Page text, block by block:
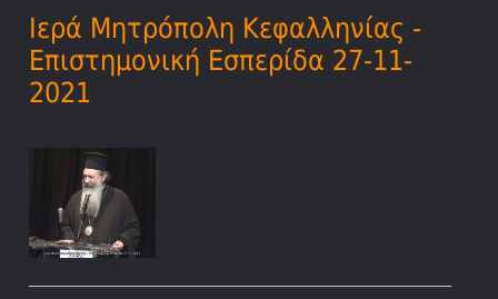
Ιερά Μητρόπολη Κεφαλληνίας -
Επιστημονική Εσπερίδα 27-11-
2021